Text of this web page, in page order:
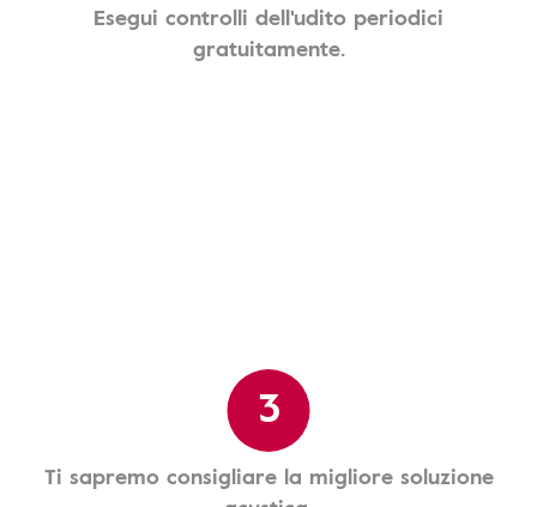
Esegui controlli dell'udito periodici
gratuitamente.
3
Ti sapremo consigliare la migliore soluzione